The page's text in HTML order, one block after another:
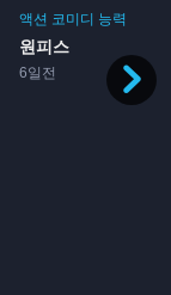
액션 코미디 능력
원피스
6일전